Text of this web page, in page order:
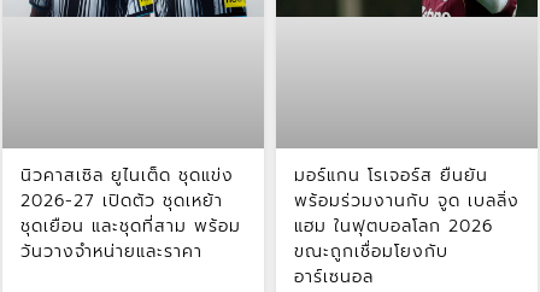
นิวคาสเซิล ยูไนเต็ด ชุดแข่ง
2026-27 เปิดตัว ชุดเหย้า
ชุดเยือน และชุดที่สาม พร้อม
วันวางจำหน่ายและราคา
มอร์แกน โรเจอร์ส ยืนยัน
พร้อมร่วมงานกับ จูด เบลลิ่ง
แฮม ในฟุตบอลโลก 2026
ขณะถูกเชื่อมโยงกับ
อาร์เซนอล